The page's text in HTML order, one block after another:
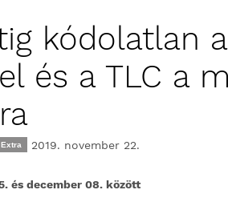
kódolatlan
és a TLC a
2019. november 22.
és december 08. között